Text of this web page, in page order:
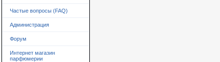
Частые вопросы (FAQ)
Администрация
Форум
Интернет магазин
парфюмерии